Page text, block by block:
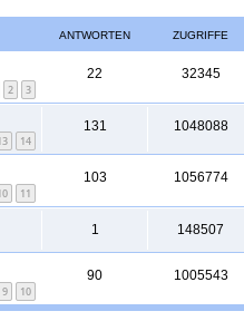
ANTWORTEN ZUGRIFFE
2 3
22
n
t
w
e
n
32345Z
u
g
r
e
14
131
n
t
w
1048088Z
u
g
r
f
11
103A
n
1056774Z
u
1
n
w
148507
u
r
9 10
90A
n
1005543Z
u